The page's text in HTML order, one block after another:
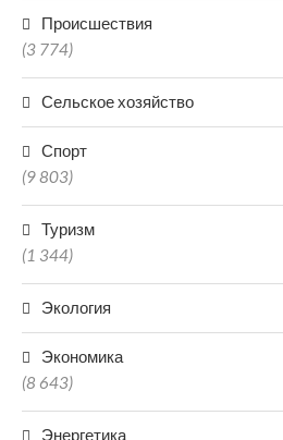
Происшествия
(3 774)
Сельское хозяйство
Спорт
(9 803)
Туризм
(1 344)
Экология
Экономика
(8 643)
Энергетика